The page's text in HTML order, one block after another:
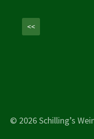
<<
© 2026 Schilling’s